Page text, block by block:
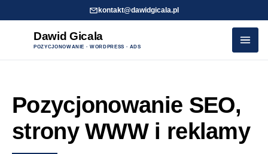
kontakt@dawidgicala.pl
Dawid Gicala
POZYCJONOWANIE · WORDPRESS · ADS
treściPozycjonowanie SEO,
strony WWW i reklamy